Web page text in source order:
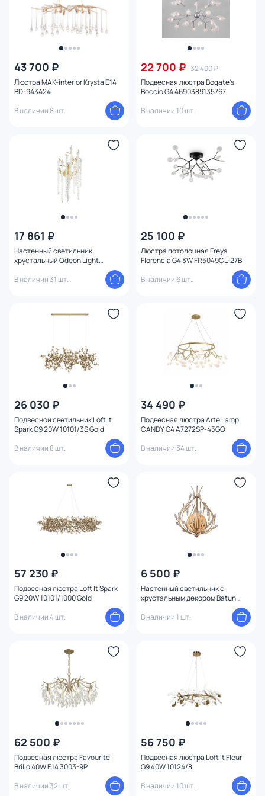
43 700 ₽
Люстра MAK-interior Krysta E14
BD-943424
В наличии 8 шт.
22 700 ₽ 32 400 ₽
Подвесная люстра Bogate's
Boccio G4 4690389135767
В наличии 10 шт.
17 861 ₽
Настенный светильник
хрустальный Odeon Light
В наличии 31 шт.
25 100 ₽
Люстра потолочная Freya
Florencia G4 3W FR5049CL-27B
В наличии 6 шт.
26 030 ₽
Подвесной светильник Loft It
Spark G9 20W 10101/3S Gold
В наличии 8 шт.
34 490 ₽
Подвесная люстра Arte Lamp
CANDY G4 A7272SP-45GO
В наличии 34 шт.
57 230 ₽
Подвесная люстра Loft It Spark
G9 20W 10101/1000 Gold
В наличии 4 шт.
6 500 ₽
Настенный светильник с
хрустальным декором Batun
В наличии 1 шт.
62 500 ₽
Подвесная люстра Favourite
Brillo 40W E14 3003-9P
В наличии 32 шт.
56 750 ₽
Подвесная люстра Loft It Fleur
G9 40W 10124/8
В наличии 10 шт.